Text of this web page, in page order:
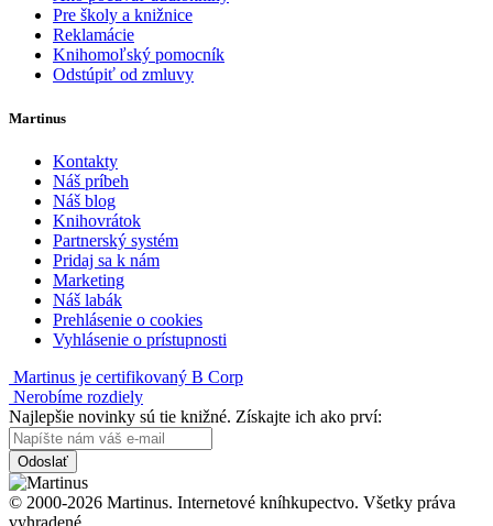
Pre školy a knižnice
Reklamácie
Knihomoľský pomocník
Odstúpiť od zmluvy
Martinus
Kontakty
Náš príbeh
Náš blog
Knihovrátok
Partnerský systém
Pridaj sa k nám
Marketing
Náš labák
Prehlásenie o cookies
Vyhlásenie o prístupnosti
Martinus je certifikovaný B Corp
Nerobíme rozdiely
Najlepšie novinky sú tie knižné. Získajte ich ako prví:
Odoslať
© 2000-2026 Martinus. Internetové kníhkupectvo. Všetky práva
vyhradené.